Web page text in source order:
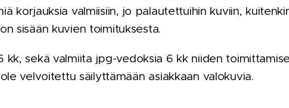
korjauksia valmiisiin, jo palautettuihin kuviin,
sisään kuvien toimituksesta.
kk, sekä valmiita jpg-vedoksia 6 kk niiden
velvoitettu säilyttämään asiakkaan valokuvia.